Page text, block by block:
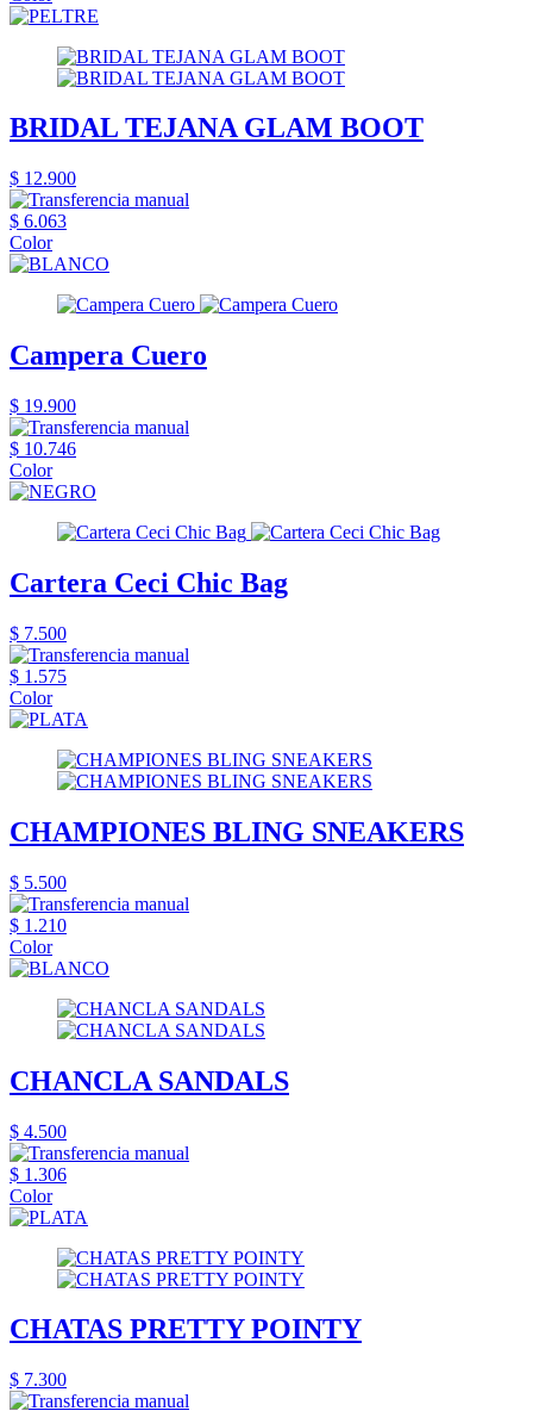
BRIDAL TEJANA GLAM BOOT
$ 12.900
$ 6.063
Color
Campera Cuero
$ 19.900
$ 10.746
Color
Cartera Ceci Chic Bag
$ 7.500
$ 1.575
Color
CHAMPIONES BLING SNEAKERS
$ 5.500
$ 1.210
Color
CHANCLA SANDALS
$ 4.500
$ 1.306
Color
CHATAS PRETTY POINTY
$ 7.300